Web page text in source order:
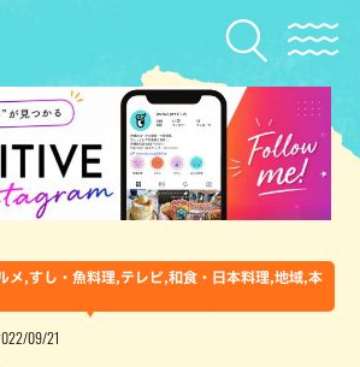
メ,すし・魚料理,テレビ,和食・日本料理,地域,本
09/21